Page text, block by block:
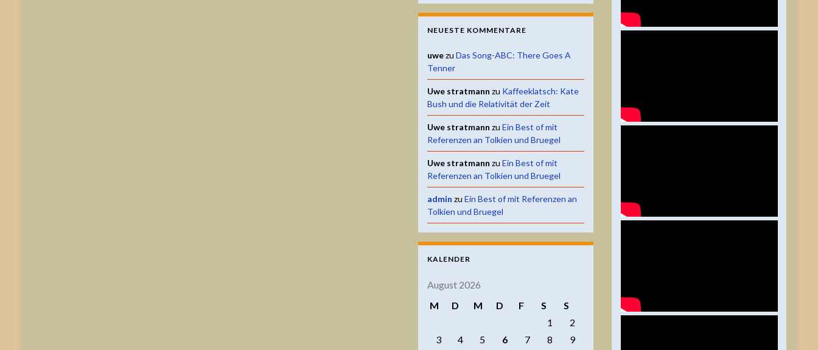
NEUESTE KOMMENTARE
uwezu Das Song-ABC: There Goes A
Tenner
Uwe stratmann zu Kaffeeklatsch: Kate
Bush und die Relativität der Zeit
Uwe stratmann zu Ein Best of mit
Referenzen an Tolkien und Bruegel
Uwe stratmann zu Ein Best of mit
Referenzen an Tolkien und Bruegel
admin zu Ein Best of mit Referenzen an
Tolkien und Bruegel
KALENDER
August 2026
M
D M D F S
S
1
2
3
4 5 6 7 8
9